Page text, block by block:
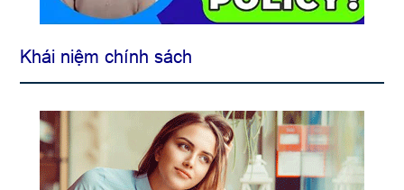
Khái niệm chính sách